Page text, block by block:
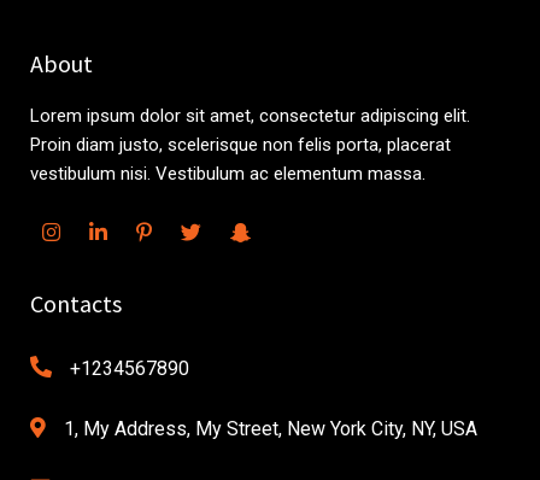
About
Lorem ipsum dolor sit amet, consectetur adipiscing elit.
Proin diam justo, scelerisque non felis porta, placerat
vestibulum nisi. Vestibulum ac elementum massa.
Contacts
+1234567890
1, My Address, My Street, New York City, NY, USA